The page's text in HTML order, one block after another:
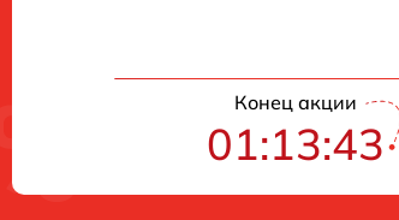
Конец акции
01:13:42